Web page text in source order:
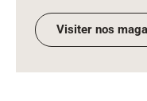
Visiter nos